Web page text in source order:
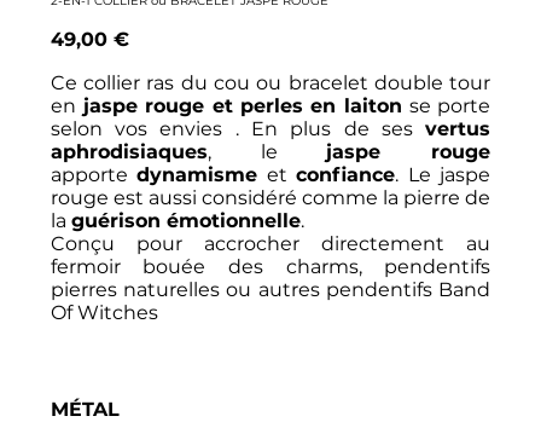
Prix
49,00 €
Ce collier ras du cou ou bracelet double tour
en jaspe rouge et perles en laiton se porte
selon vos envies . En plus de sesvertus
aphrodisiaques, le jaspe rouge
apportedynamisme etconfiance. Le jaspe
rouge est aussi considéré comme la pierre de
la guérison émotionnelle.
Conçu pour accrocher directement au
fermoir bouée des charms, pendentifs
pierres naturelles ou autres pendentifs Band
Of Witches
MÉTAL